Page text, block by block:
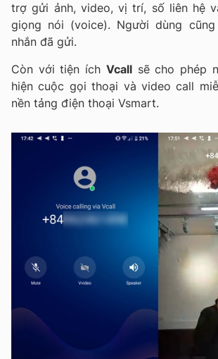
trợ gửi ảnh, video, vị trí, số liên hệ
giọng nói (voice). Người dùng
nhắn đã gửi.
Còn với tiện ích Vcallsẽ cho phép
hiện cuộc gọi thoại và video call
nền tảng điện thoại Vsmart.